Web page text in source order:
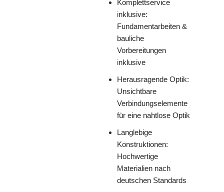
Komplettservice
inklusive:
Fundamentarbeiten &
bauliche
Vorbereitungen
inklusive
Herausragende Optik:
Unsichtbare
Verbindungselemente
für eine nahtlose Optik
Langlebige
Konstruktionen:
Hochwertige
Materialien nach
deutschen Standards